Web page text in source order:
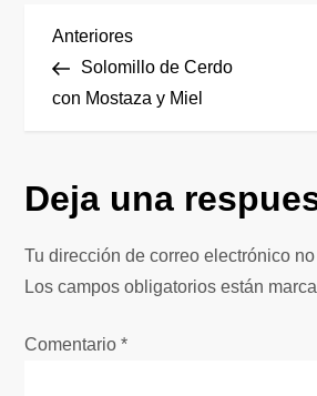
N
a
e
g
a
c
Entrada
anterior
Anteriores
Solomillo de Cerdo
con Mostaza y Miel
Deja una
Tu dirección de correo electrónico
Los campos obligatorios están
Comentario*